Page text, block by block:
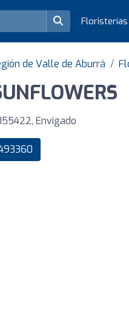
de Valle de Aburrá
Envigado